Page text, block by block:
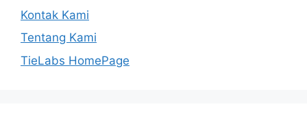
Kontak Kami
Tentang Kami
TieLabs HomePage